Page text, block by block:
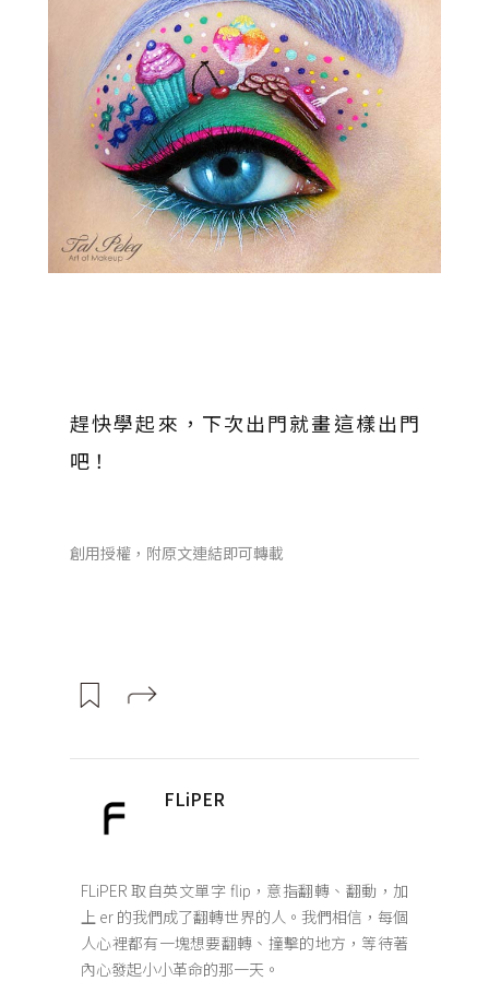
趕快學起來，下次出門就畫這樣出門
吧！
創用授權，附原文連結即可轉載
FLiPER
FLiPER 取自英文單字 flip，意指翻轉、翻動，加
上 er 的我們成了翻轉世界的人。我們相信，每個
人心裡都有一塊想要翻轉、撞擊的地方，等待著
內心發起小小革命的那一天。